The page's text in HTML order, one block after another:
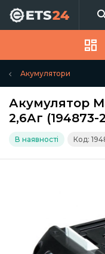
Акумулятори
Акумулятор
2,6Аг (194873-
В наявності Код: